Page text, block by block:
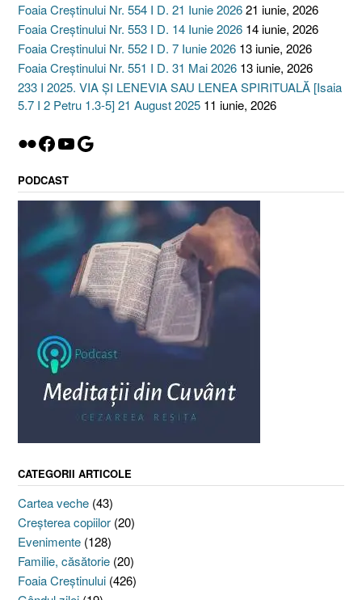
Foaia Creștinului Nr. 554 I D. 21 Iunie 202621 iunie, 2026
Foaia Creștinului Nr. 553 I D. 14 Iunie 2026 14 iunie, 2026
Foaia Creștinului Nr. 552 I D. 7 Iunie 2026 13 iunie, 2026
Foaia Creștinului Nr. 551 I D. 31 Mai 2026 13 iunie, 2026
233 I 2025. VIA ȘI LENEVIA SAU LENEA SPIRITUALĂ [Isaia
5.7 I 2 Petru 1.3-5] 21 August 2025 11 iunie, 2026
Flickr
Facebook
YouTube
Google
PODCAST
CATEGORII ARTICOLE
Cartea veche (43)
Creşterea copiilor (20)
Evenimente (128)
Familie, căsătorie (20)
Foaia Creştinului (426)